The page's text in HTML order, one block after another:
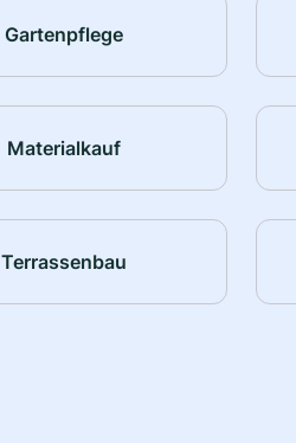
Gartenpflege
Materialkauf
Terrassenbau